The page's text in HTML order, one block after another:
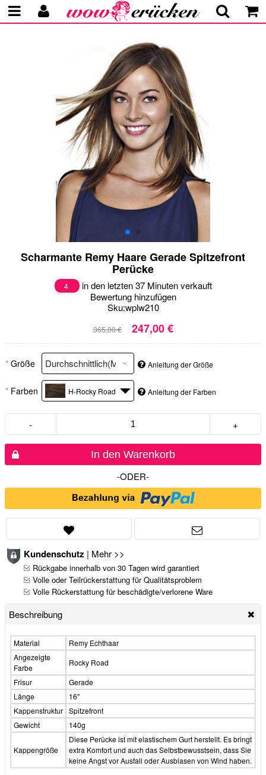
Scharmante Remy Haare Gerade Spitzefront
Perücke
4
in den letzten 37 Minuten verkauft
Bewertung hinzufügen
Sku:wplw210
365,00 € 247,00 €
* Größe Anleitung der Größe
* Farben H-Rocky Road Anleitung der Farben
- +
In den Warenkorb
-ODER-
Kundenschutz | Mehr >>
Rückgabe innerhalb von 30 Tagen wird garantiert
Volle oder Teilrückerstattung für Qualitätsproblem
Volle Rückerstattung für beschädigte/verlorene Ware
Beschreibung
Material
Remy Echthaar
Angezeigte
Farbe
Rocky Road
Frisur
Gerade
Länge
16"
Kappenstruktur Spitzefront
Gewicht
140g
Kappengröße
Diese Perücke ist mit elastischem Gurt herstellt. Es bringt
extra Komfort und auch das Selbstbewusstsein, dass Sie
keine Angst vor Ausfall oder Ausblasen von Wind haben.